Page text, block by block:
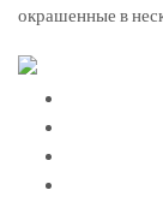
окрашенные в